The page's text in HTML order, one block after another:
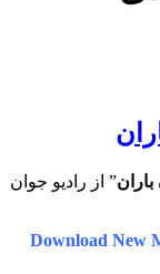
رادیو جوان